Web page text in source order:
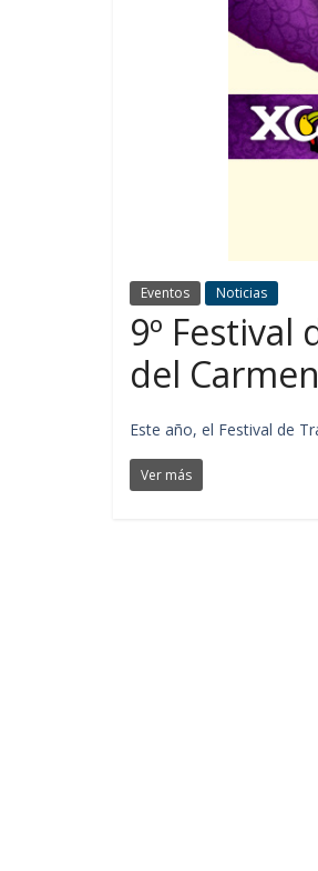
Eventos Noticias
9º Festival
del Carmen
Este año, el Festival de
Ver más